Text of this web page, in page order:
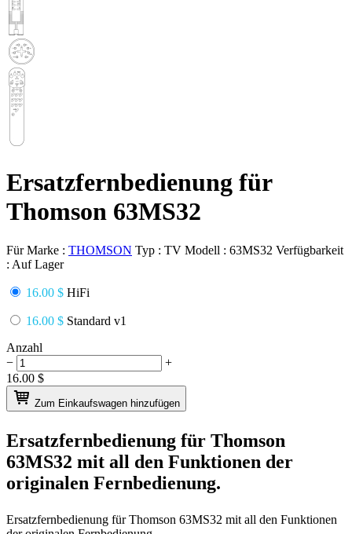
Ersatzfernbedienung für
Thomson 63MS32
Für Marke : THOMSON Typ : TV Modell : 63MS32 Verfügbarkeit
: Auf Lager
16.00 $ HiFi
16.00 $ Standard v1
Anzahl
−
+
16.00 $
Zum Einkaufswagen hinzufügen
Ersatzfernbedienung für Thomson
63MS32 mit all den Funktionen der
originalen Fernbedienung.
Ersatzfernbedienung fürThomson 63MS32 mit all den Funktionen